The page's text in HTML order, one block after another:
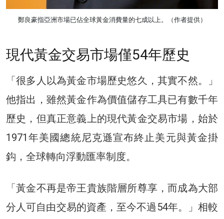
鄭良豪指亞洲市場已佔全球黃金消費量的七成以上。（作者提供）
現代黃金交易市場僅54年歷史
「很多人以為黃金市場歷史悠久，其實不然。」
他指出，雖然黃金作為價值儲存工具已有數千年
歷史，但真正意義上的現代黃金交易市場，始於
1971年美國總統尼克遜宣布終止美元與黃金掛
鈎，全球轉向浮動匯率制度。
「黃金不再是帝王貴族階層所尊享，而成為大部
分人可自由交易的資產，至今不過54年。」相較